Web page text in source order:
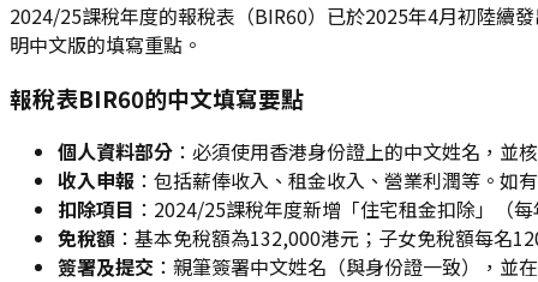
2024/25課稅年度的報稅表（BIR60）已於2025年4月初陸續
明中文版的填寫重點。
報稅表BIR60的中文填寫要點
個人資料部分 ：必須使用香港身份證上的中文姓名，並
收入申報 ：包括薪俸收入、租金收入、營業利潤等。
扣除項目 ：2024/25課稅年度新增「住宅租金扣除」（
免稅額 ：基本免稅額為132,000港元；子女免稅額每名
簽署及提交 ：親筆簽署中文姓名（與身份證一致），並